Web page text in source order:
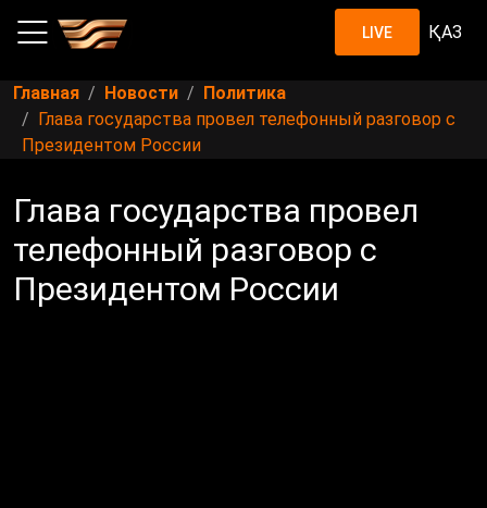
LIVE ҚАЗ
Главная Новости
Политика
Глава государства провел телефонный разговор с
Президентом России
Глава государства провел
телефонный разговор с
Президентом России